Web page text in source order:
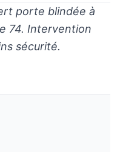
porte blindée à
74. Intervention
sécurité.